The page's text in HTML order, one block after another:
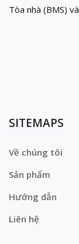
Tòa nhà (BMS)
SITEMAPS
Về chúng tôi
Sản phẩm
Hướng dẫn
Liên hệ